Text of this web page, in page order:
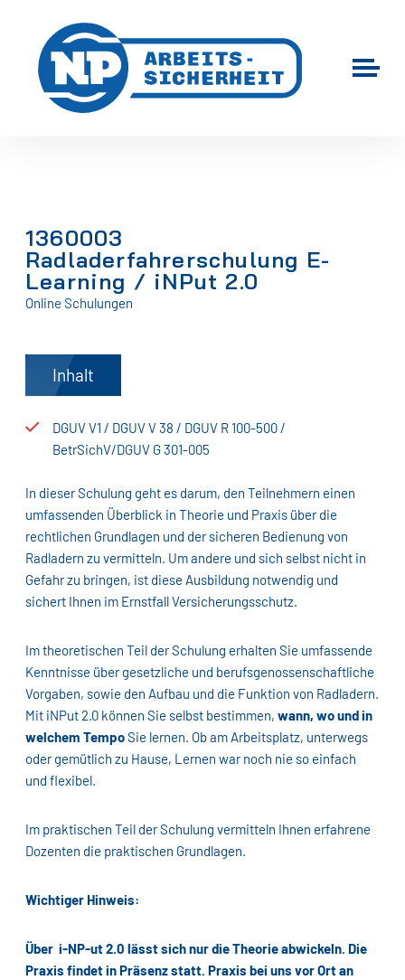
1360003
Radladerfahrerschulung E-
Learning / iNPut 2.0
Online Schulungen
Inhalt
DGUV V1 / DGUV V 38 / DGUV R 100-500 /
BetrSichV/DGUV G 301-005
In dieser Schulung geht es darum, den Teilnehmern einen
umfassenden Überblick in Theorie und Praxis über die
rechtlichen Grundlagen und der sicheren Bedienung von
Radladern zu vermitteln. Um andere und sich selbst nicht in
Gefahr zu bringen, ist diese Ausbildung notwendig und
sichert Ihnen im Ernstfall Versicherungsschutz.
Im theoretischen Teil der Schulung erhalten Sie umfassende
Kenntnisse über gesetzliche und berufsgenossenschaftliche
Vorgaben, sowie den Aufbau und die Funktion von Radladern.
Mit iNPut 2.0 können Sie selbst bestimmen, wann, wo und in
welchem TempoSie lernen. Ob am Arbeitsplatz, unterwegs
oder gemütlich zu Hause, Lernen war noch nie so einfach
und flexibel.
Im praktischen Teil der Schulung vermitteln Ihnen erfahrene
Dozenten die praktischen Grundlagen.
Wichtiger Hinweis:
Über i-NP-ut 2.0 lässt sich nur die Theorie abwickeln. Die
Praxis findet in Präsenz statt. Praxis bei uns vor Ort an